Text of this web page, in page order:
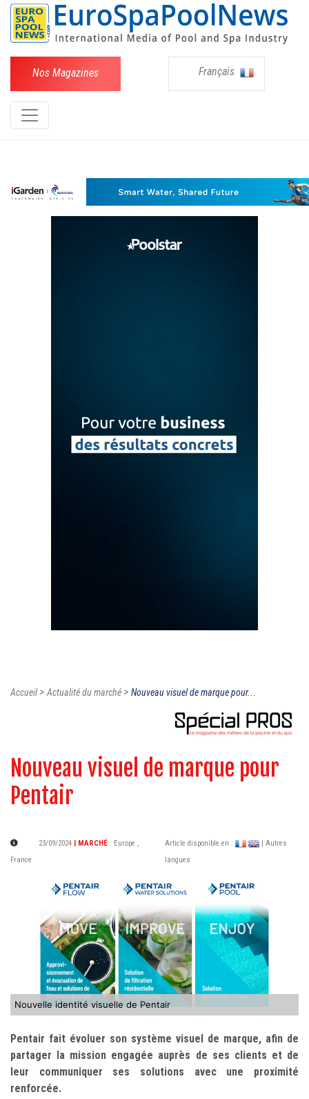
Nos Magazines Français
Accueil>Actualité du marché> Nouveau visuel de marque pour...
Nouveau visuel de marque pour
Pentair
23/09/2024 | MARCHÉ : Europe ,
France
Article disponible en :
| Autres
langues
Nouvelle identité visuelle de Pentair
Pentair fait évoluer son système visuel de marque, afin de
partager la mission engagée auprès de ses clients et de
leur communiquer ses solutions avec une proximité
renforcée.